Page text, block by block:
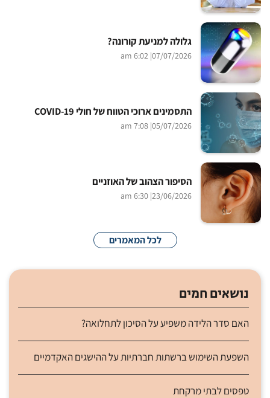
גלולה למניעת קורונה?
07/07/2026
| 6:02 am
התסמינים ארוכי הטווח של חולי COVID-19
05/07/2026
| 7:08 am
הסיפור הצהוב של האוזניים
23/06/2026
| 6:30 am
לכל המאמרים
נושאים חמים
האם סדר הלידה משפיע על הסיכון לתחלואה?
השפעת השימוש ברשתות חברתיות על ההישגים האקדמיים
טפסים לבתי מרקחת